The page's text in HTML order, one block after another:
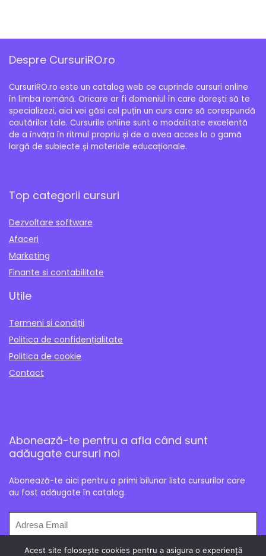
Despre CursuriRO.ro
CursuriRO.ro este un catalog web ce cuprinde cursuri online
în limba română. Oricare ar fi domeniul în care dorești să te
specializezi, aici vei găsi cel puțin un curs care să corespundă
cautărilor tale. Cursurile online sunt o modalitate excelentă
de a învăța în ritmul propriu și de a avea acces la o gamă
largă de subiecte și materiale educaționale.
Top categorii cursuri
Dezvoltare software
Afaceri
Marketing
Finante si contabilitate
Utile
Termeni si condiții
Politica de confidențialitate
Politica de cookie
Contact
Abonează-te pentru a afla când sunt
adăugate cursuri noi
Abonează-te aici pentru a primi bilunar lista cursurilor care
au fost adăugate în catalog.
Acest site folosește cookies pentru a asigura o experiență